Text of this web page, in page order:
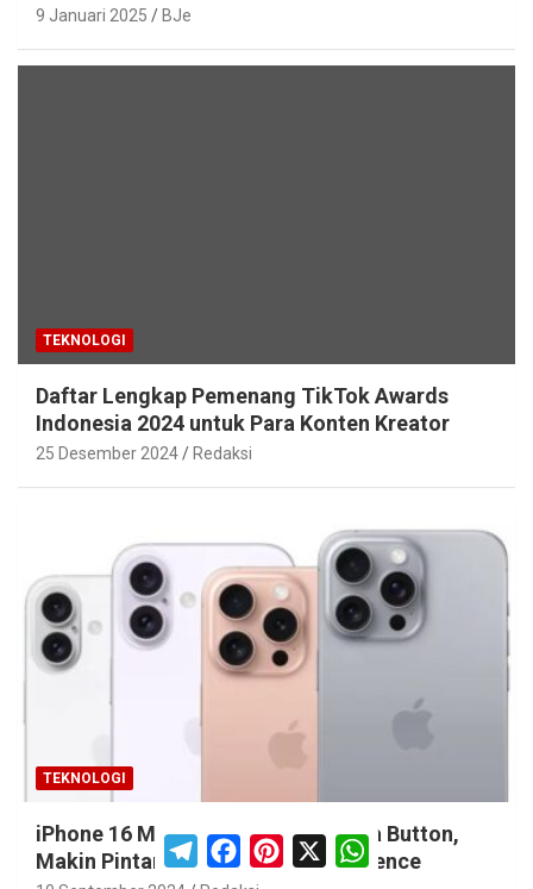
9 Januari 2025 BJe
TEKNOLOGI
Daftar Lengkap Pemenang TikTok Awards
Indonesia 2024 untuk Para Konten Kreator
25 Desember 2024 Redaksi
TEKNOLOGI
iPhone 16 Meluncur: Punya Camera Button,
Makin Pintar dengan Apple Intelligence
T
l
c
P
X
W